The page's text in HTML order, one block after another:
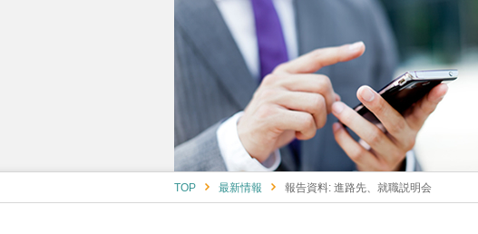
TOP 最新情報 報告資料: 進路先、就職説明会